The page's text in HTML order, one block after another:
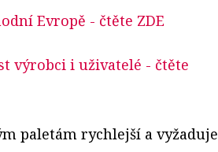
Evropě - čtěte ZDE
výrobci i uživatelé - čtěte
paletám rychlejší a vyžaduje